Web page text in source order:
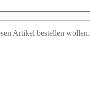
Artikel bestellen wollen.